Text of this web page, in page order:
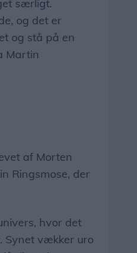
særligt.
og det er
og stå på en
Martin
af Morten
Ringsmose, der
hvor det
Synet vækker uro